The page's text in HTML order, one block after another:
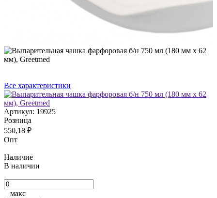
Все характеристики
Артикул: 19925
Розница
550,18 ₽
Опт
Наличие
В наличии
макс